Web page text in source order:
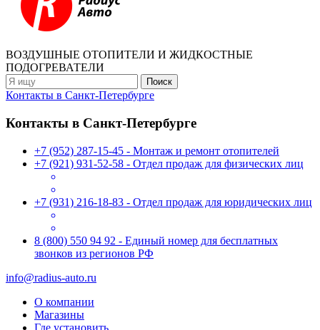
ВОЗДУШНЫЕ ОТОПИТЕЛИ И ЖИДКОСТНЫЕ
ПОДОГРЕВАТЕЛИ
Контакты в Санкт-Петербурге
Контакты в Санкт-Петербурге
+7 (952) 287-15-45 - Монтаж и ремонт отопителей
+7 (921) 931-52-58 - Отдел продаж для физических лиц
+7 (931) 216-18-83 - Отдел продаж для юридических лиц
8 (800) 550 94 92 - Единый номер для бесплатных
звонков из регионов РФ
info@radius-auto.ru
О компании
Магазины
Где установить